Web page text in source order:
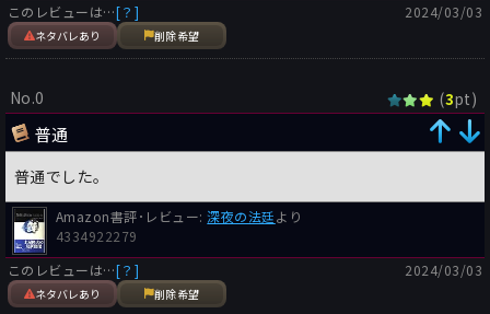
このレビューは…[？]
ネタバレあり 削除希望
2024/03/03
No.0 (3pt)
普通
普通でした。
Amazon書評･レビュー:深夜の法廷より
4334922279
このレビューは…[？]
ネタバレあり 削除希望
2024/03/03